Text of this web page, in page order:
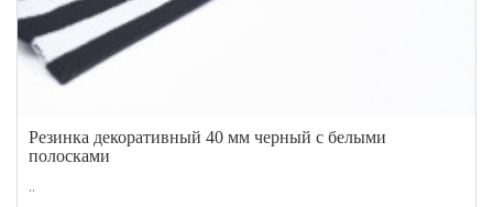
Резинка декоративный 40 мм черный с белыми
полосками
..